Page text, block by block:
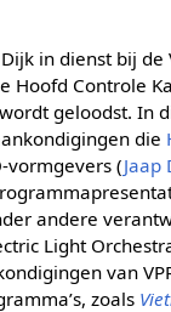
in dienst bij de
Hoofd Controle
geloodst. In
die
vormgevers (Jaap
andere
Light
van
zoals